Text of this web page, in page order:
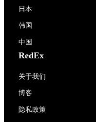
日本
韩国
中国
RedEx
关于我们
博客
隐私政策